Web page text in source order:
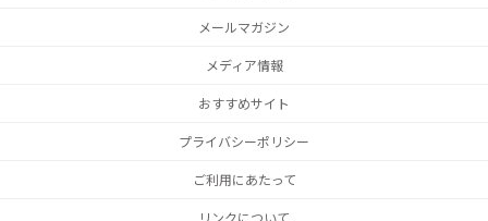
メールマガジン
メディア情報
おすすめサイト
プライバシーポリシー
ご利用にあたって